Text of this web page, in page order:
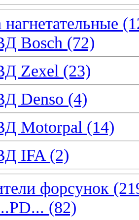
Bosch (72)
Zexel (23)
Denso (4)
Motorpal (14)
IFA (2)
форсунок
(82)